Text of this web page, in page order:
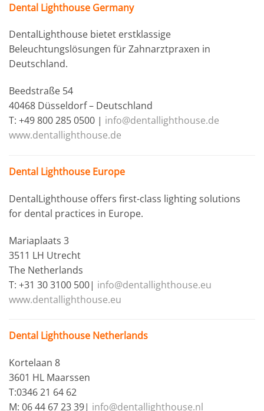
Dental Lighthouse Germany
DentalLighthouse bietet erstklassige
Beleuchtungslösungen für Zahnarztpraxen in
Deutschland.
Beedstraße 54
40468 Düsseldorf – Deutschland
T: +49 800 285 0500 | info@dentallighthouse.de
www.dentallighthouse.de
Dental Lighthouse Europe
DentalLighthouse offers first-class lighting solutions
for dental practices in Europe.
Mariaplaats 3
3511 LH Utrecht
The Netherlands
T: +31 30 3100 500| info@dentallighthouse.eu
www.dentallighthouse.eu
Dental Lighthouse Netherlands
Kortelaan 8
3601 HL Maarssen
T:0346 21 64 62
M: 06 44 67 23 39| info@dentallighthouse.nl